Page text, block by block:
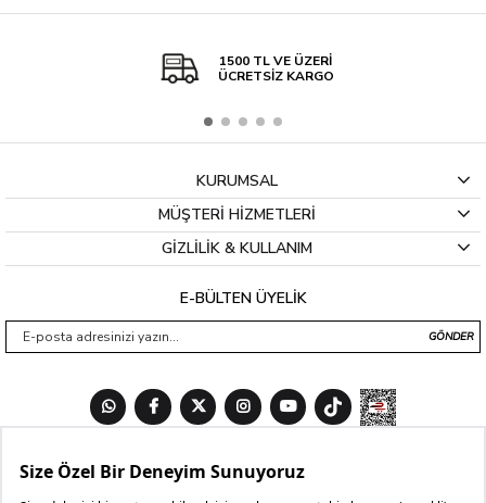
1500 TL VE ÜZERİ
ÜCRETSİZ KARGO
KURUMSAL
MÜŞTERİ HİZMETLERİ
GİZLİLİK & KULLANIM
E-BÜLTEN ÜYELİK
GÖNDER